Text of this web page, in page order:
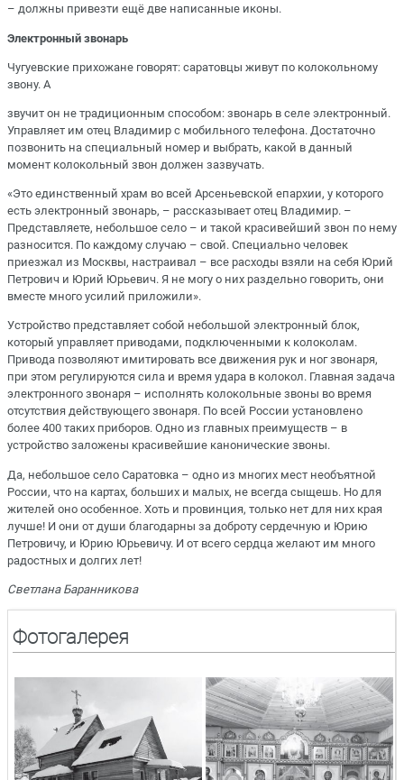
– должны привезти ещё две написанные иконы.
Электронный звонарь
Чугуевские прихожане говорят: саратовцы живут по колокольному
звону. А
звучит он не традиционным способом: звонарь в селе электронный.
Управляет им отец Владимир с мобильного телефона. Достаточно
позвонить на специальный номер и выбрать, какой в данный
момент колокольный звон должен зазвучать.
«Это единственный храм во всей Арсеньевской епархии, у которого
есть электронный звонарь, – рассказывает отец Владимир. –
Представляете, небольшое село – и такой красивейший звон по нему
разносится. По каждому случаю – свой. Специально человек
приезжал из Москвы, настраивал – все расходы взяли на себя Юрий
Петрович и Юрий Юрьевич. Я не могу о них раздельно говорить, они
вместе много усилий приложили».
Устройство представляет собой небольшой электронный блок,
который управляет приводами, подключенными к колоколам.
Привода позволяют имитировать все движения рук и ног звонаря,
при этом регулируются сила и время удара в колокол. Главная задача
электронного звонаря – исполнять колокольные звоны во время
отсутствия действующего звонаря. По всей России установлено
более 400 таких приборов. Одно из главных преимуществ – в
устройство заложены красивейшие канонические звоны.
Да, небольшое село Саратовка – одно из многих мест необъятной
России, что на картах, больших и малых, не всегда сыщешь. Но для
жителей оно особенное. Хоть и провинция, только нет для них края
лучше! И они от души благодарны за доброту сердечную и Юрию
Петровичу, и Юрию Юрьевичу. И от всего сердца желают им много
радостных и долгих лет!
Светлана Баранникова
Фотогалерея